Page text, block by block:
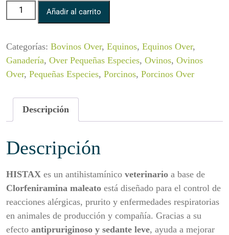
Histax cantidad
Añadir al carrito
Categorías: Bovinos Over, Equinos, Equinos Over,
Ganadería, Over Pequeñas Especies, Ovinos, Ovinos
Over, Pequeñas Especies, Porcinos, Porcinos Over
Descripción
Descripción
HISTAX es un antihistamínico veterinario a base de
Clorfeniramina maleato está diseñado para el control de
reacciones alérgicas, prurito y enfermedades respiratorias
en animales de producción y compañía. Gracias a su
efecto antipruriginoso y sedante leve, ayuda a mejorar